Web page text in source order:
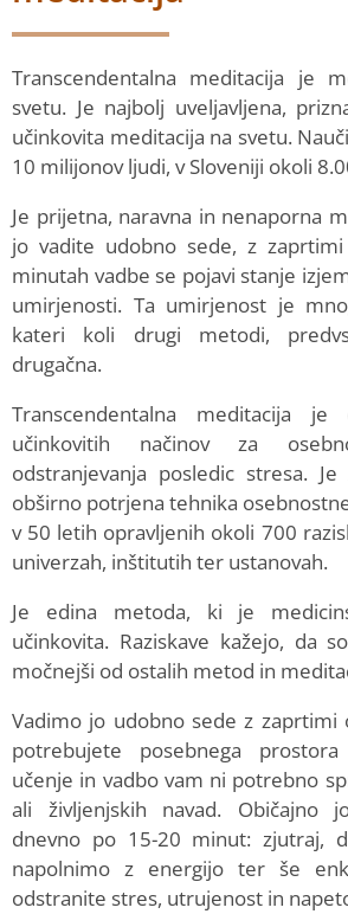
Transcendentalna meditacija je
svetu. Je najbolj uveljavljena,
učinkovita meditacija na svetu.
10 milijonov ljudi, v Sloveniji okoli
Je prijetna, naravna in nenaporna
jo vadite udobno sede, z
minutah vadbe se pojavi stanje
umirjenosti. Ta umirjenost je
kateri koli drugi metodi,
drugačna.
Transcendentalna meditacija
učinkovitih načinov za
odstranjevanja posledic stresa.
obširno potrjena tehnika
v 50 letih opravljenih okoli 700
univerzah, inštitutih ter ustanovah.
Je edina metoda, ki je
učinkovita. Raziskave kažejo, da
močnejši od ostalih metod in
Vadimo jo udobno sede z zaprtimi
potrebujete posebnega
učenje in vadbo vam ni potrebno
ali življenjskih navad. Običajno
dnevno po 15-20 minut: zjutraj,
napolnimo z energijo ter še
odstranite stres, utrujenost in